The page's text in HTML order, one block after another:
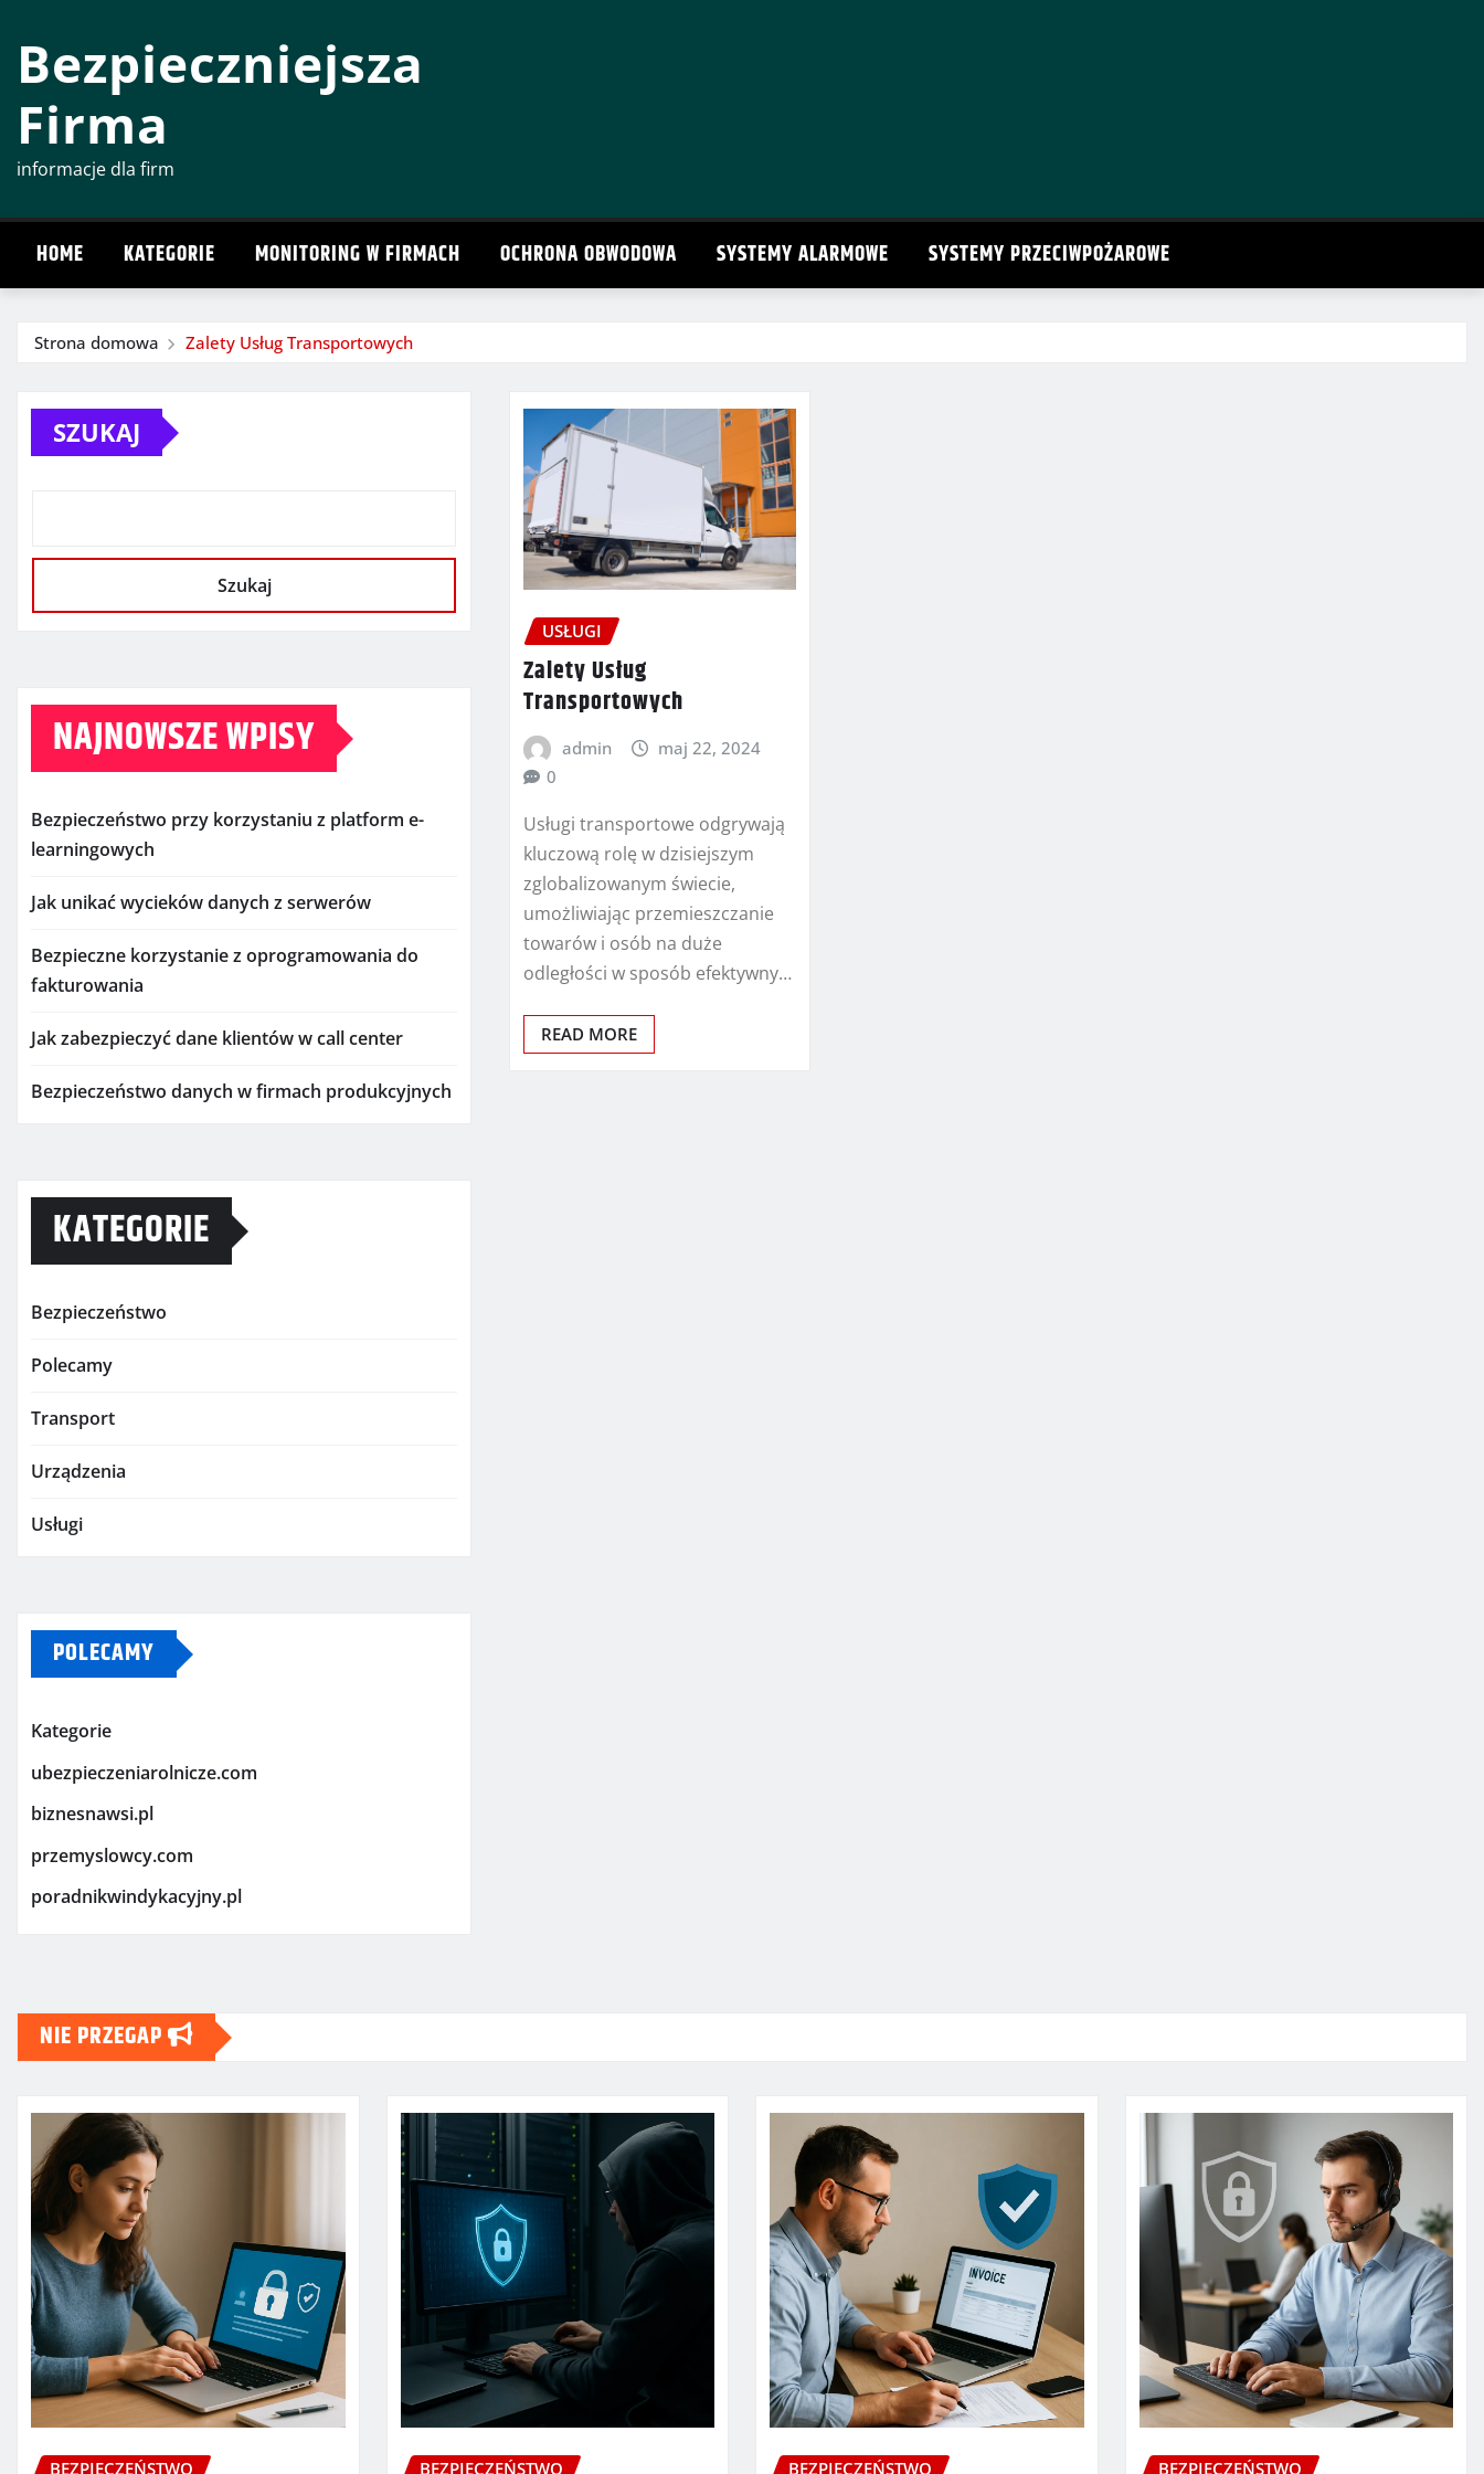
treściBezpieczniejsza
Firma
informacje dla firm
HOME KATEGORIE MONITORING W FIRMACH OCHRONA OBWODOWA SYSTEMY ALARMOWE SYSTEMY PRZECIWPOŻAROWE
Strona domowa Zalety Usług Transportowych
SZUKAJ
Szukaj
NAJNOWSZE WPISY
Bezpieczeństwo przy korzystaniu z platform e-
learningowych
Jak unikać wycieków danych z serwerów
Bezpieczne korzystanie z oprogramowania do
fakturowania
Jak zabezpieczyć dane klientów w call center
Bezpieczeństwo danych w firmach produkcyjnych
KATEGORIE
Bezpieczeństwo
Polecamy
Transport
Urządzenia
Usługi
POLECAMY
Kategorie
ubezpieczeniarolnicze.com
biznesnawsi.pl
przemyslowcy.com
poradnikwindykacyjny.pl
USŁUGI
Zalety Usług
Transportowych
admin
maj 22, 2024
0
Usługi transportowe odgrywają
kluczową rolę w dzisiejszym
zglobalizowanym świecie,
umożliwiając przemieszczanie
towarów i osób na duże
odległości w sposób efektywny…
READ MORE
NIE PRZEGAP
BEZPIECZEŃSTWO BEZPIECZEŃSTWO BEZPIECZEŃSTWO BEZPIECZEŃSTWO